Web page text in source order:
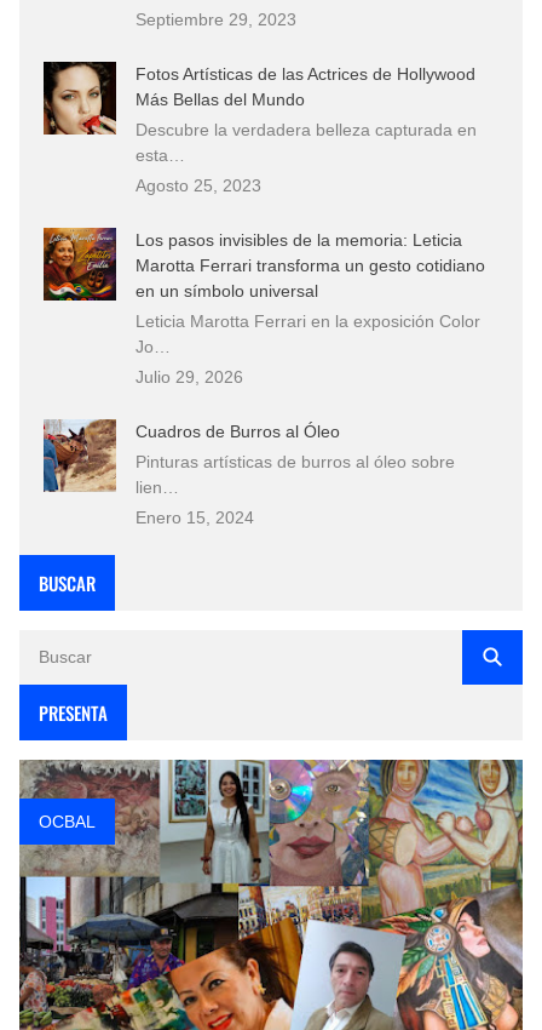
Septiembre 29, 2023
Fotos Artísticas de las Actrices de Hollywood
Más Bellas del Mundo
Descubre la verdadera belleza capturada en
esta…
Agosto 25, 2023
Los pasos invisibles de la memoria: Leticia
Marotta Ferrari transforma un gesto cotidiano
en un símbolo universal
Leticia Marotta Ferrari en la exposición Color
Jo…
Julio 29, 2026
Cuadros de Burros al Óleo
Pinturas artísticas de burros al óleo sobre
lien…
Enero 15, 2024
BUSCAR
PRESENTA
OCBAL